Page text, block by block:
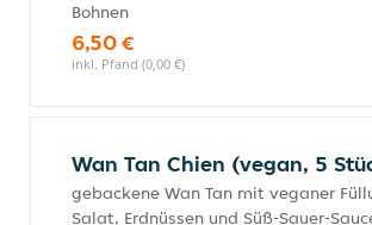
Bohnen
6,50 €
inkl. Pfand (0,00 €)
Wan Tan Chien (vegan, 5
gebackene Wan Tan mit veganer
Salat, Erdnüssen und Süß-Sauer-